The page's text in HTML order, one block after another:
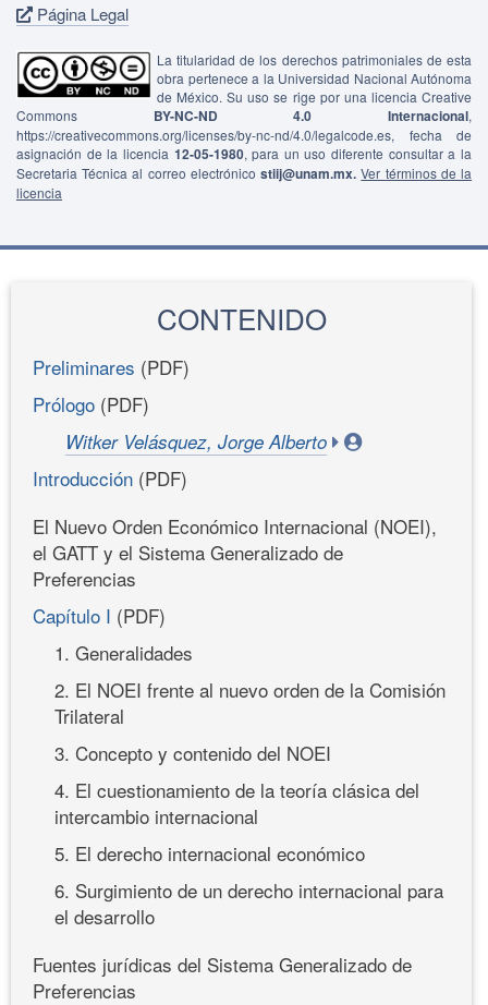
Página Legal
La titularidad de los derechos patrimoniales de esta
obra pertenece a la Universidad Nacional Autónoma
de México. Su uso se rige por una licencia Creative
Commons BY-NC-ND 4.0 Internacional,
https://creativecommons.org/licenses/by-nc-nd/4.0/legalcode.es, fecha de
asignación de la licencia 12-05-1980, para un uso diferente consultar a la
Secretaria Técnica al correo electrónicostiij@unam.mx. Ver términos de la
licencia
CONTENIDO
Preliminares (PDF)
Prólogo (PDF)
Witker Velásquez, Jorge Alberto
Introducción (PDF)
El Nuevo Orden Económico Internacional (NOEI),
el GATT y el Sistema Generalizado de
Preferencias
Capítulo I (PDF)
1. Generalidades
2. El NOEI frente al nuevo orden de la Comisión
Trilateral
3. Concepto y contenido del NOEI
4. El cuestionamiento de la teoría clásica del
intercambio internacional
5. El derecho internacional económico
6. Surgimiento de un derecho internacional para
el desarrollo
Fuentes jurídicas del Sistema Generalizado de
Preferencias